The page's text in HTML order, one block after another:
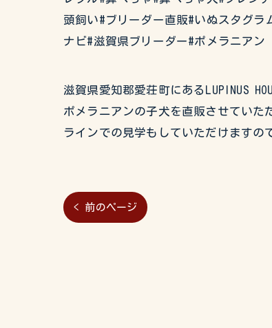
頭飼い#ブリーダー直販#いぬスタグ
ナビ#滋賀県ブリーダー#ポメラニアン
滋賀県愛知郡愛荘町にあるLUPINUS
ポメラニアンの子犬を直販させてい
ラインでの見学もしていただけますの
< 前のページ